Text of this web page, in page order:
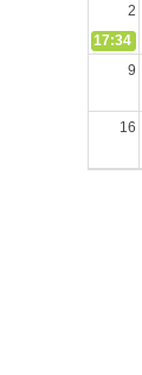
2
17:34
9
16